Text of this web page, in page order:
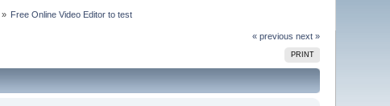
» Free Online Video Editor to test
« previous next »
PRINT